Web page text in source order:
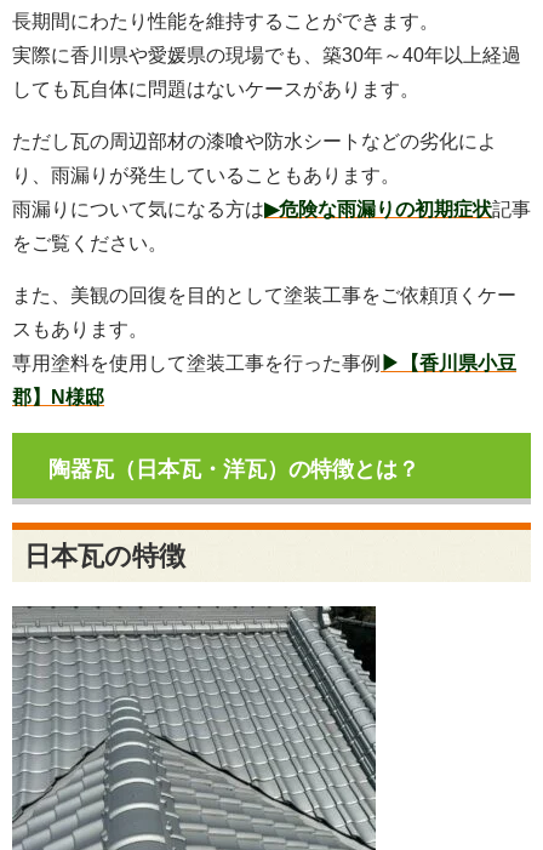
長期間にわたり性能を維持することができます。
実際に香川県や愛媛県の現場でも、築30年～40年以上経過
しても瓦自体に問題はないケースがあります。
ただし瓦の周辺部材の漆喰や防水シートなどの劣化によ
り、雨漏りが発生していることもあります。
雨漏りについて気になる方は▶危険な雨漏りの初期症状記事
をご覧ください。
また、美観の回復を目的として塗装工事をご依頼頂くケー
スもあります。
専用塗料を使用して塗装工事を行った事例 ▶【香川県小豆
郡】N様邸
陶器瓦（日本瓦・洋瓦）の特徴とは？
日本瓦の特徴